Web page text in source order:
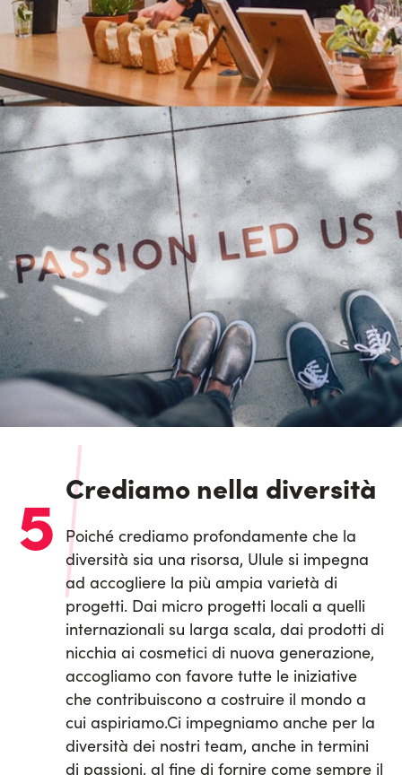
5 Crediamo nella diversità
Poiché crediamo profondamente che la
diversità sia una risorsa, Ulule si impegna
ad accogliere la più ampia varietà di
progetti. Dai micro progetti locali a quelli
internazionali su larga scala, dai prodotti di
nicchia ai cosmetici di nuova generazione,
accogliamo con favore tutte le iniziative
che contribuiscono a costruire il mondo a
cui aspiriamo.Ci impegniamo anche per la
diversità dei nostri team, anche in termini
di passioni, al fine di fornire come sempre il